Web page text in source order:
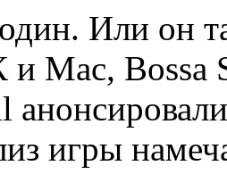
Или он
Mac, Bossa
игры